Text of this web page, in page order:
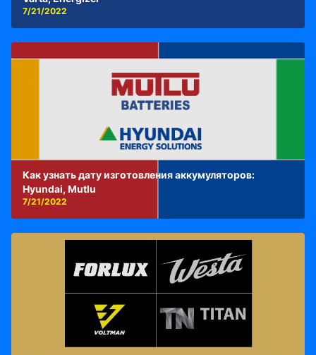
7/21/2022
Как узнать дату изготовления аккумуляторов:
Hyundai, Mutlu
7/21/2022